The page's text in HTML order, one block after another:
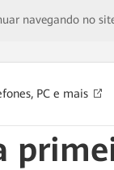
navegando no
PC e mais